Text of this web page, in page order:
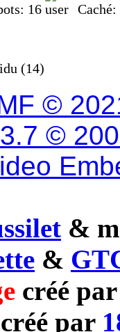
16
(14)
©
©
&
&
créé
créé par